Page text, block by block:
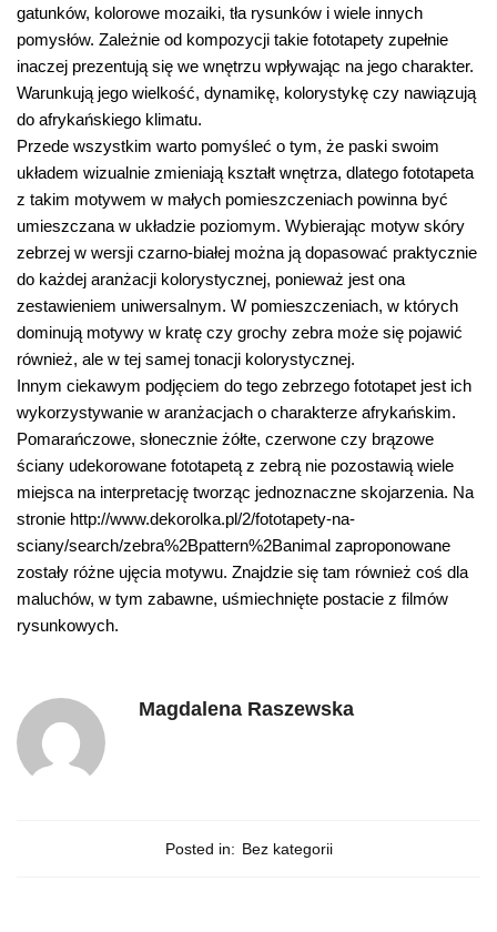
gatunków, kolorowe mozaiki, tła rysunków i wiele innych
pomysłów. Zależnie od kompozycji takie fototapety zupełnie
inaczej prezentują się we wnętrzu wpływając na jego charakter.
Warunkują jego wielkość, dynamikę, kolorystykę czy nawiązują
do afrykańskiego klimatu.
Przede wszystkim warto pomyśleć o tym, że paski swoim
układem wizualnie zmieniają kształt wnętrza, dlatego fototapeta
z takim motywem w małych pomieszczeniach powinna być
umieszczana w układzie poziomym. Wybierając motyw skóry
zebrzej w wersji czarno-białej można ją dopasować praktycznie
do każdej aranżacji kolorystycznej, ponieważ jest ona
zestawieniem uniwersalnym. W pomieszczeniach, w których
dominują motywy w kratę czy grochy zebra może się pojawić
również, ale w tej samej tonacji kolorystycznej.
Innym ciekawym podjęciem do tego zebrzego fototapet jest ich
wykorzystywanie w aranżacjach o charakterze afrykańskim.
Pomarańczowe, słonecznie żółte, czerwone czy brązowe
ściany udekorowane fototapetą z zebrą nie pozostawią wiele
miejsca na interpretację tworząc jednoznaczne skojarzenia. Na
stronie http://www.dekorolka.pl/2/fototapety-na-
sciany/search/zebra%2Bpattern%2Banimal zaproponowane
zostały różne ujęcia motywu. Znajdzie się tam również coś dla
maluchów, w tym zabawne, uśmiechnięte postacie z filmów
rysunkowych.
Magdalena Raszewska
Posted in: Bez kategorii